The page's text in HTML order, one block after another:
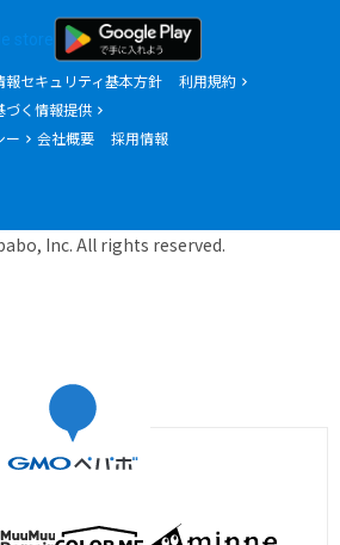
報セキュリティ基本方針
利用規約
づく情報提供
ー
会社概要 採用情報
Inc. All rights reserved.